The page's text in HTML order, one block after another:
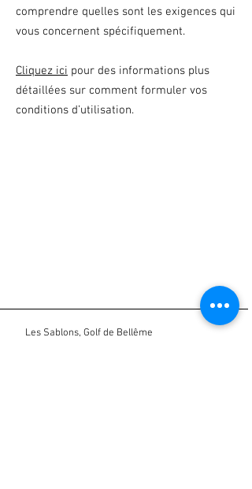
comprendre quelles sont les exigences qui
vous concernent spécifiquement.
Cliquez ici pour des informations plus
détaillées sur comment formuler vos
conditions d’utilisation.
Les Sablons, Golf de Bellême